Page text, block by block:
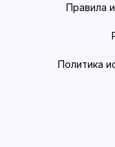
Правила
Политика